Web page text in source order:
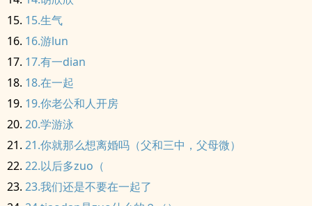
15.生气
16.游lun
17.有一dian
18.在一起
19.你老公和人开房
20.学游泳
21.你就那么想离婚吗（父和三中，父母微）
22.以后多zuo（
23.我们还是不要在一起了